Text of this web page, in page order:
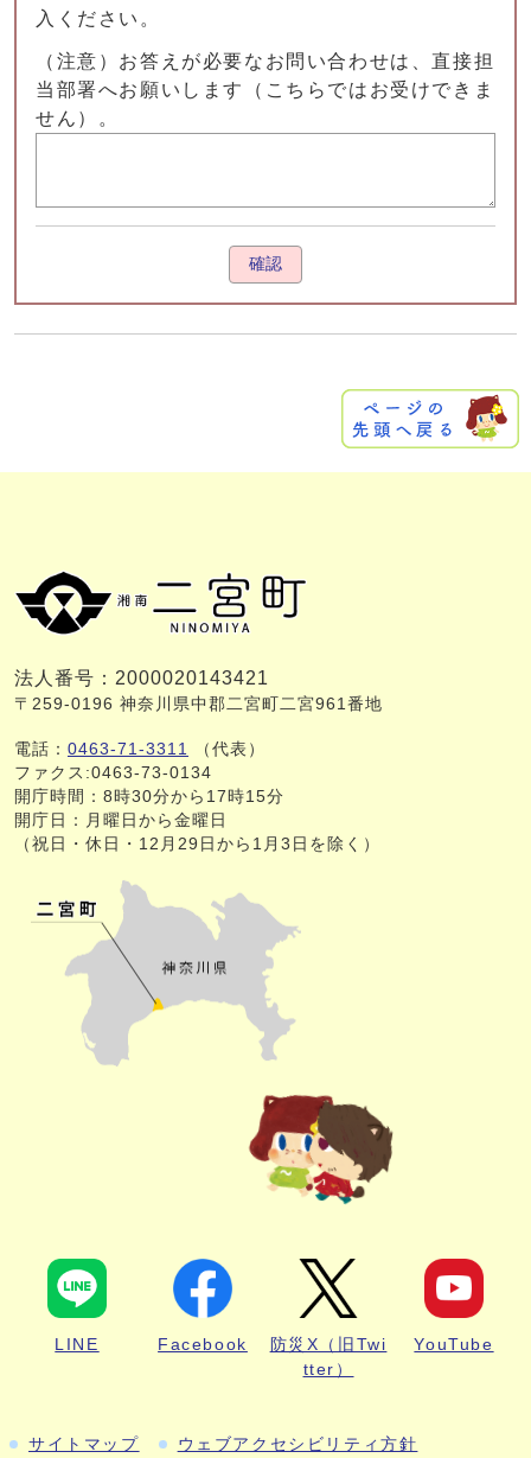
入ください。
（注意）お答えが必要なお問い合わせは、直接担
当部署へお願いします（こちらではお受けできま
せん）。
確認
法人番号：2000020143421
〒259-0196 神奈川県中郡二宮町二宮961番地
電話： 0463-71-3311
（代表）
ファクス:0463-73-0134
開庁時間：8時30分から17時15分
開庁日：月曜日から金曜日
（祝日・休日・12月29日から1月3日を除く）
LINE Facebook
防災X（旧Twi
tter）
YouTube
サイトマップ ウェブアクセシビリティ方針